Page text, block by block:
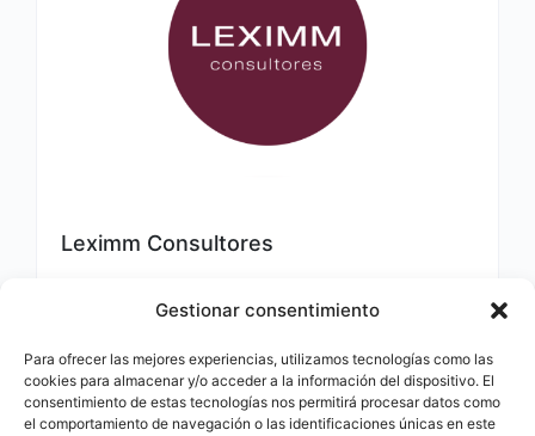
Gestionar consentimiento
Para ofrecer las mejores experiencias, utilizamos tecnologías como las
cookies para almacenar y/o acceder a la información del dispositivo. El
consentimiento de estas tecnologías nos permitirá procesar datos como
el comportamiento de navegación o las identificaciones únicas en este
Leximm Consultores
Consultora 180